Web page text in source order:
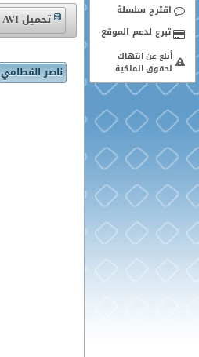
اقترح سلسلة
أبلغ عن انتهاك
لحقوق الملكية
تحميل AVI بجودة 288p
ناصر القطامي